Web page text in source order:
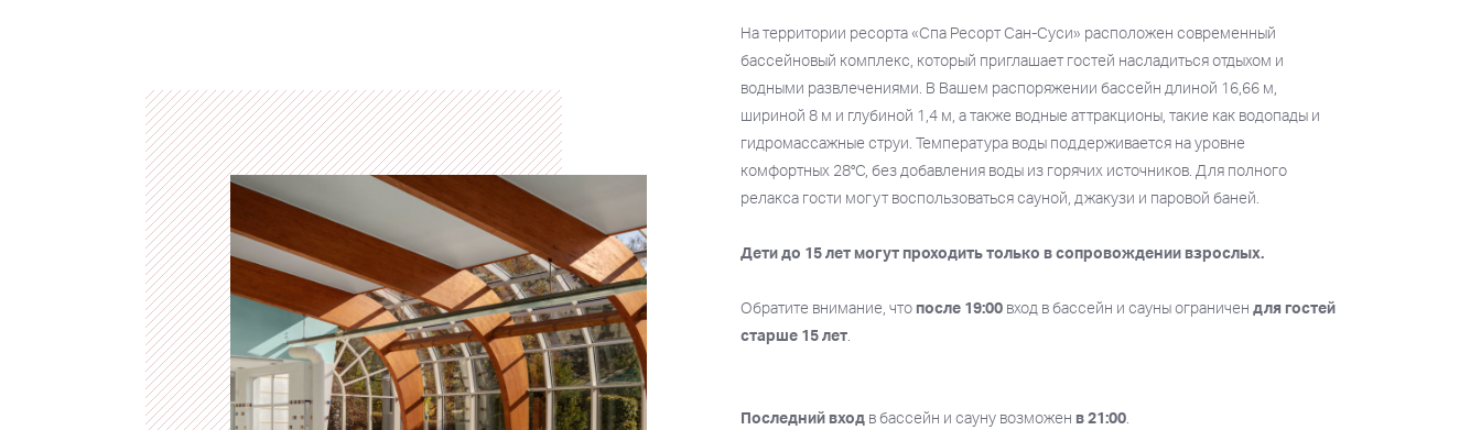
На территории ресорта «Спа Ресорт Сан-Суси» расположен современный
бассейновый комплекс, который приглашает гостей насладиться отдыхом и
водными развлечениями. В Вашем распоряжении бассейн длиной 16,66 м,
шириной 8 м и глубиной 1,4 м, а также водные аттракционы, такие как водопады и
гидромассажные струи. Температура воды поддерживается на уровне
комфортных 28°C, без добавления воды из горячих источников. Для полного
релакса гости могут воспользоваться сауной, джакузи и паровой баней.
Дети до 15 лет могут проходить только в сопровождении взрослых.
Обратите внимание, чтопосле 19:00 вход в бассейн и сауны ограничен для гостей
старше 15 лет
Последний вход в бассейн и сауну возможен в 21:00